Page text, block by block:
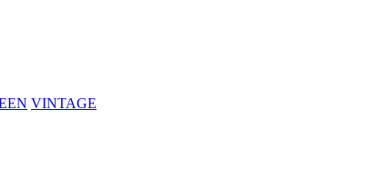
VINTAGE